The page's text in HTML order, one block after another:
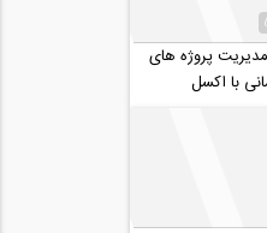
مدیریت پروژه‌ های
با اکسل